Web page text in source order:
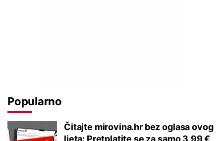
Popularno
Čitajte mirovina.hr bez oglasa ovog
ljeta: Pretplatite se za samo 3,99 €